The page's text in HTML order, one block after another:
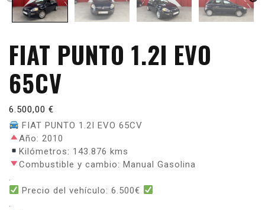
FIAT PUNTO 1.2I EVO
65CV
6.500,00 €
FIAT PUNTO 1.2I EVO 65CV
Año: 2010
Kilómetros: 143.876 kms
Combustible y cambio: Manual Gasolina
.
Precio del vehículo: 6.500€
.